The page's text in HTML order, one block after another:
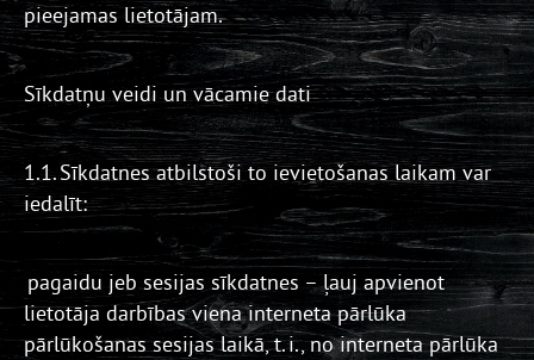
pieejamas lietotājam.
Sīkdatņu veidi un vācamie dati
1.1. Sīkdatnes atbilstoši to ievietošanas laikam var
iedalīt:
pagaidu jeb sesijas sīkdatnes – ļauj apvienot
lietotāja darbības viena interneta pārlūka
pārlūkošanas sesijas laikā, t. i., no interneta pārlūka